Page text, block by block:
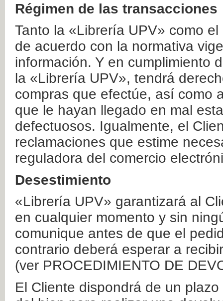
Régimen de las transacciones
Tanto la «Librería UPV» como
de acuerdo con la normativa
información. Y en cumplimiento
la «Librería UPV», tendrá
compras que efectúe, así como
que le hayan llegado en mal
defectuosos. Igualmente, el
reclamaciones que estime
reguladora del comercio
Desestimiento
«Librería UPV» garantizará al
en cualquier momento y sin
comunique antes de que el
contrario deberá esperar a
(ver PROCEDIMIENTO DE
El Cliente dispondrá de un